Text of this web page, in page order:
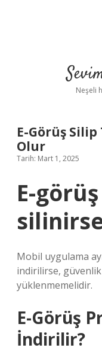
Neşeli
E-Görüş
Olur
Tarih: Mart 1, 2025
E-
Mobil uygulama
indirilirse,
yüklenmemelidir.
E-Görüş
İndirilir?